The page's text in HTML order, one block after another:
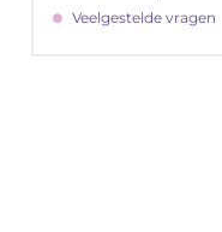
Veelgestelde vragen